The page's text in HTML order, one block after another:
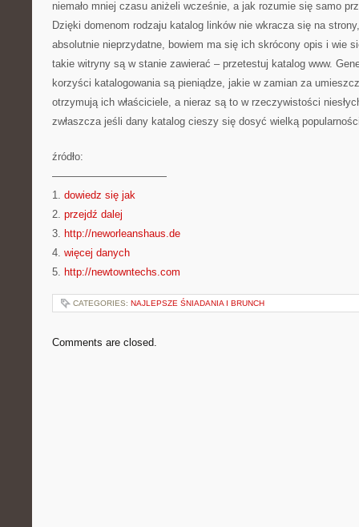
niemało mniej czasu aniżeli wcześnie, a jak rozumie się samo
Dzięki domenom rodzaju katalog linków nie wkracza się na
absolutnie nieprzydatne, bowiem ma się ich skrócony opis i wie
takie witryny są w stanie zawierać – przetestuj katalog www.
korzyści katalogowania są pieniądze, jakie w zamian za
otrzymują ich właściciele, a nieraz są to w rzeczywistości
zwłaszcza jeśli dany katalog cieszy się dosyć wielką
źródło:
———————————
1. dowiedz się jak
2. przejdź dalej
3. http://neworleanshaus.de
4. więcej danych
5. http://newtowntechs.com
CATEGORIES: NAJLEPSZE ŚNIADANIA I BRUNCH
Comments are closed.